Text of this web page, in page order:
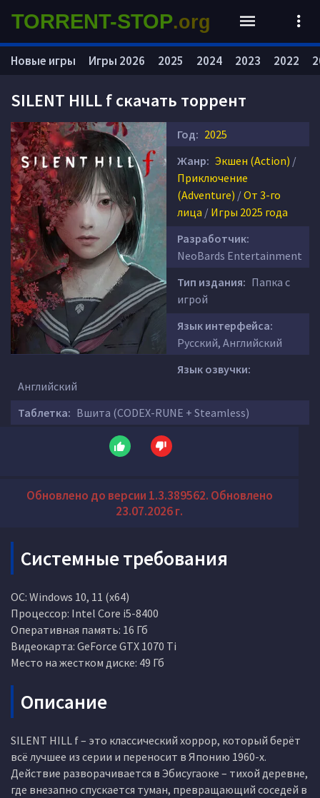
SILENT HILL f скачать торрент
Год: 2025
Жанр: Экшен (Action) /
Приключение
(Adventure) /От 3-го
лица / Игры 2025 года
Разработчик:
NeoBards Entertainment
Тип издания: Папка с
игрой
Язык интерфейса:
Русский, Английский
Язык озвучки:
Английский
Таблетка: Вшита (CODEX-RUNE + Steamless)
Обновлено до версии 1.3.389562. Обновлено
23.07.2026 г.
Системные требования
ОС: Windows 10, 11 (x64)
Процессор: Intel Core i5-8400
Оперативная память: 16 Гб
Видеокарта: GeForce GTX 1070 Ti
Место на жестком диске: 49 Гб
Описание
SILENT HILL f – это классический хоррор, который берёт
всё лучшее из серии и переносит в Японию 1960-х.
Действие разворачивается в Эбисугаоке – тихой деревне,
где внезапно спускается туман, превращающий соседей в
Новые игры Игры 2026 2025 2024 2023 2022
TORRENT-STOP.org